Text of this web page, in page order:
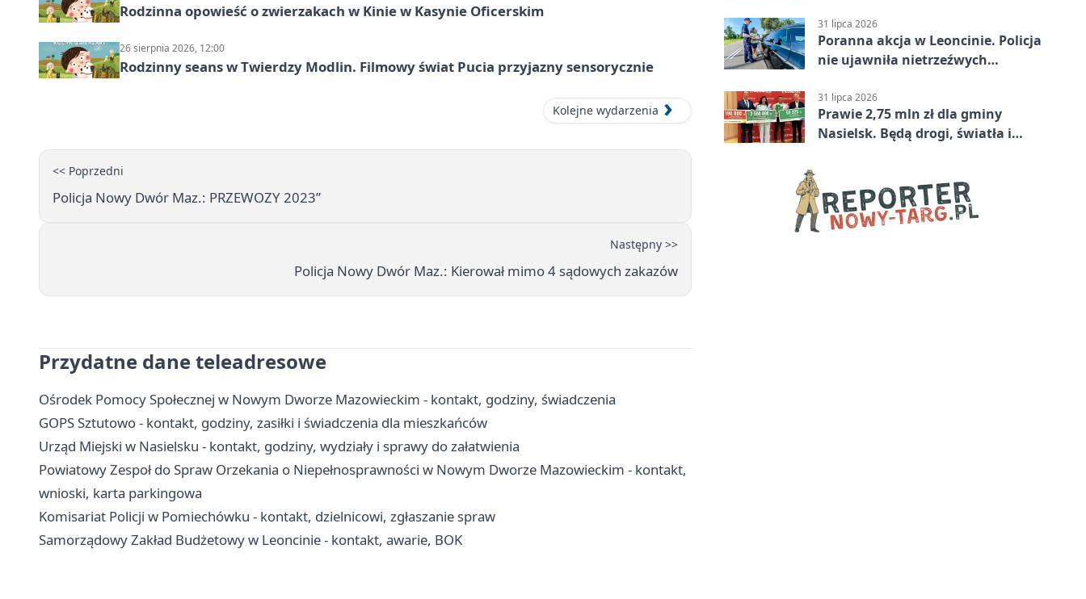
Rodzinna opowieść o zwierzakach w Kinie w Kasynie Oficerskim
26 sierpnia 2026, 12:00
Rodzinny seans w Twierdzy Modlin. Filmowy świat Pucia przyjazny sensorycznie
Kolejne wydarzenia
<< Poprzedni
Policja Nowy Dwór Maz.: PRZEWOZY 2023”
Następny >>
Policja Nowy Dwór Maz.: Kierował mimo 4 sądowych zakazów
Przydatne dane teleadresowe
Ośrodek Pomocy Społecznej w Nowym Dworze Mazowieckim - kontakt, godziny, świadczenia
GOPS Sztutowo - kontakt, godziny, zasiłki i świadczenia dla mieszkańców
Urząd Miejski w Nasielsku - kontakt, godziny, wydziały i sprawy do załatwienia
Powiatowy Zespoł do Spraw Orzekania o Niepełnosprawności w Nowym Dworze Mazowieckim - kontakt,
wnioski, karta parkingowa
Komisariat Policji w Pomiechówku - kontakt, dzielnicowi, zgłaszanie spraw
Samorządowy Zakład Budżetowy w Leoncinie - kontakt, awarie, BOK
Mazowiecki 1:2
31 lipca 2026
Poranna akcja w Leoncinie. Policja
nie ujawniła nietrzeźwych
31 lipca 2026
Prawie 2,75 mln zł dla gminy
Nasielsk. Będą drogi, światła i